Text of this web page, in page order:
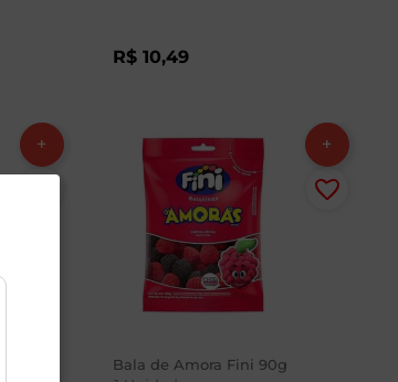
R$ 10,49
Bala de Amora Fini 90g